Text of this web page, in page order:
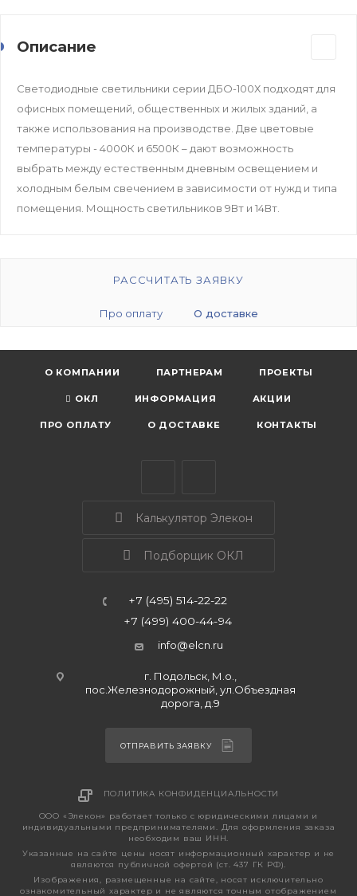
Описание
Светодиодные светильники серии ДБО-100Х подходят для
офисных помещений, общественных и жилых зданий, а
также использования на производстве. Две цветовые
температуры - 4000К и 6500К – дают возможность
выбрать между естественным дневным освещением и
холодным белым свечением в зависимости от нужд и типа
помещения. Мощность светильников 9Вт и 14Вт.
РАССЧИТАТЬ ЗАЯВКУ
Про оплату О доставке
О КОМПАНИИ ПАРТНЕРАМ ПРОЕКТЫ
ОКЛ ИНФОРМАЦИЯ АКЦИИ
ПРО ОПЛАТУ О ДОСТАВКЕ КОНТАКТЫ
Калькулятор Элекон
Подборщик ОКЛ
+7 (495) 514-22-22
+7 (499) 400-44-94
info@elcn.ru
г. Подольск, М.о.,
пос.Железнодорожный, ул.Объездная
дорога, д.9
ОТПРАВИТЬ ЗАЯВКУ
ПОЛИТИКА КОНФИДЕНЦИАЛЬНОСТИ
ООО «Элекон» работает только с юридическими лицами и
индивидуальными предпринимателями. Для оформления заказа
необходим ваш ИНН.
Указанные на сайте цены носят информационный характер и не
являются публичной офертой (ст. 437 ГК РФ).
Изображения, размещенные на сайте, носят исключительно
ознакомительный характер и не являются точным отображением